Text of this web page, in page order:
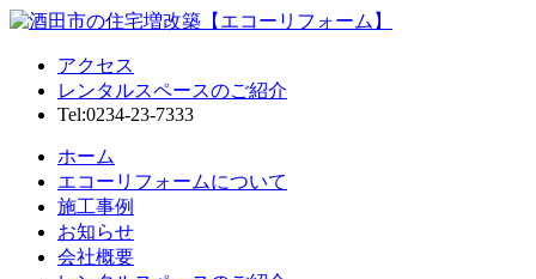
アクセス
レンタルスペースのご紹介
Tel:0234-23-7333
ホーム
エコーリフォームについて
施工事例
お知らせ
会社概要